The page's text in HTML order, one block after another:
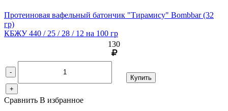
Протеиновая вафельный батончик "Тирамису" Bombbar(32
гр)
КБЖУ 440 / 25 / 28 / 12 на 100 гр
130
-
+
Купить
Сравнить В избранное